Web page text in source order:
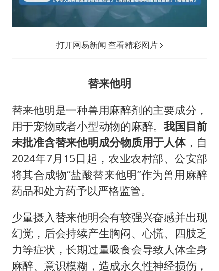
打开网易新闻 查看精彩图片
替来他明
替来他明是一种兽用麻醉剂的主要成分，
用于宠物或者小型动物的麻醉。我国目前
未批准含替来他明成分物质用于人体，自
2024年7月15日起，农业农村部、公安部
将其合成物“盐酸替来他明”作为兽用麻醉
药品和处方药予以严格监管。
少量摄入替来他明会有较强兴奋感并出现
幻觉，后会持续产生胸闷、心慌、四肢乏
力等症状，长期过量吸食会导致人体全身
麻醉、意识模糊，造成永久性神经损伤，